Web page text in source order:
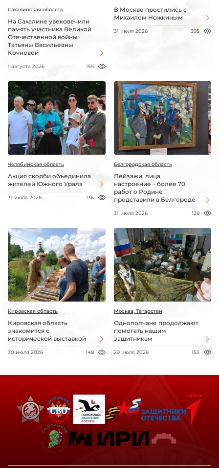
Сахалинская область
На Сахалине увековечили
память участника Великой
Отечественной войны
Татьяны Васильевны
Кочневой
1 августа 2026 155
В Москве простились с
Михаилом Ножкиным
31 июля 2026 395
Челябинская область
Акция скорби объединила
жителей Южного Урала
31 июля 2026 136
Белгородская область
Пейзажи, лица,
настроение – более 70
работ о Родине
представили в Белгороде
31 июля 2026 128
Кировская область
Кировская область
знакомится с
исторической выставкой
30 июля 2026 148
Москва, Татарстан
Однополчане продолжают
помогать нашим
защитникам
29 июля 2026 153